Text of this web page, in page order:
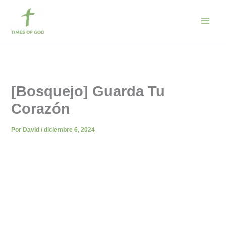
contenido
[Bosquejo] Guarda Tu
Corazón
Por David/diciembre 6, 2024